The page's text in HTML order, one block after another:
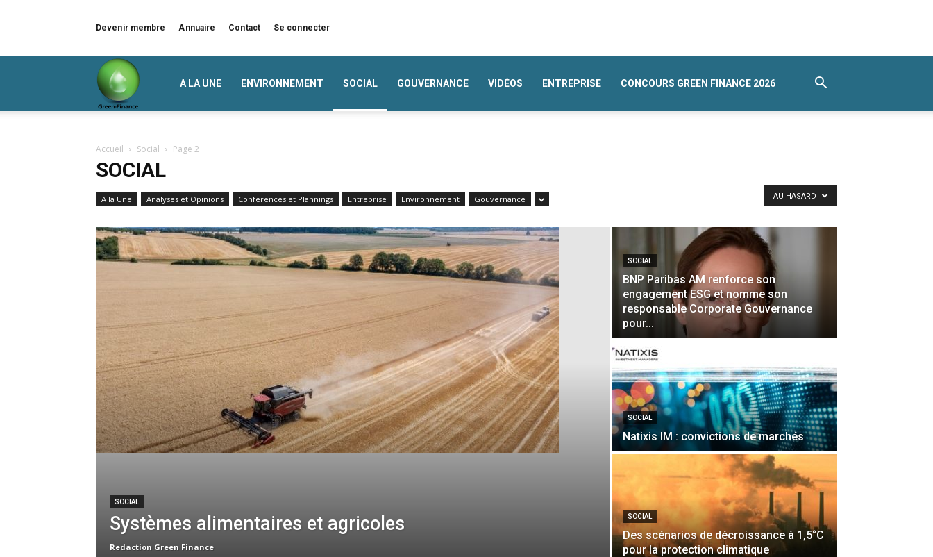
Devenir membre Annuaire Contact Se connecter
A LA UNE ENVIRONNEMENT SOCIAL GOUVERNANCE VIDÉOS ENTREPRISE CONCOURS GREEN FINANCE 2026
Accueil Social Page 2
SOCIAL
A la Une Analyses et Opinions Conférences et Plannings Entreprise Environnement Gouvernance AU HASARD
SOCIAL
Systèmes alimentaires et agricoles
Redaction Green Finance
SOCIAL
BNP Paribas AM renforce son
engagement ESG et nomme son
responsable Corporate Gouvernance
pour...
SOCIAL
Natixis IM : convictions de marchés
SOCIAL
Des scénarios de décroissance à 1,5°C
pour la protection climatique